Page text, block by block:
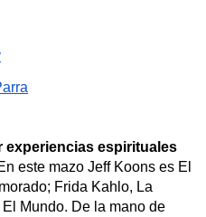
experiencias espirituales
este mazo Jeff Koons es El
Frida Kahlo, La
Mundo. De la mano de